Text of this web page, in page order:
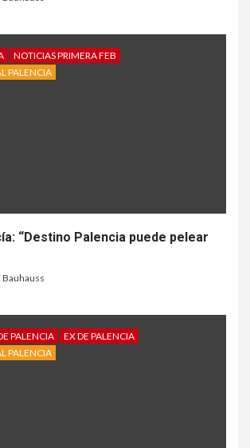
NOTICIAS PRIMERA FEB
PALENCIA
“Destino Palencia puede pelear
Bauhauss
PALENCIA
EX DE PALENCIA
PALENCIA